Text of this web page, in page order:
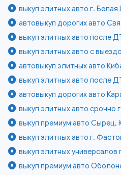
выкуп элитных авто г. Белая
автовыкуп дорогих авто
выкуп элитных авто после
выкуп элитных авто с
автовыкуп элитных авто
выкуп элитных авто после
автовыкуп дорогих авто
выкуп элитных авто срочно
выкуп премиум авто Сырец,
выкуп элитных авто г.
выкуп элитных универсалов
выкуп премиум авто